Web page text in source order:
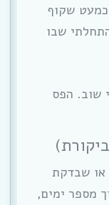
שקוף
שבו
שוב. הפס
או שבדקת
מספר ימים,